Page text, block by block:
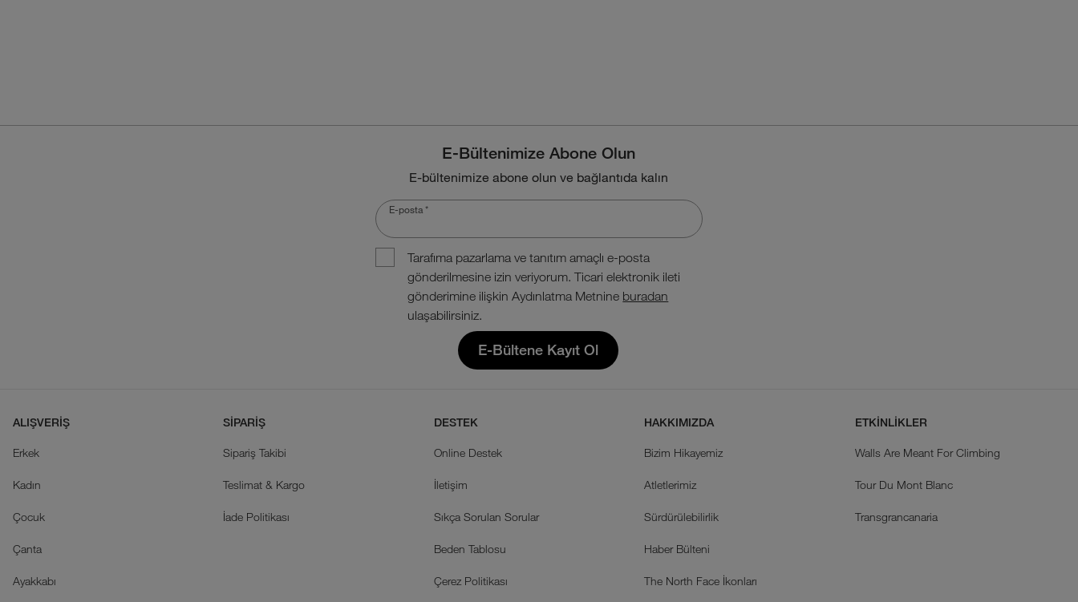
E-Bültenimize Abone Olun
E-bültenimize abone olun ve bağlantıda kalın
E-posta *
Tarafıma pazarlama ve tanıtım amaçlı e-posta
gönderilmesine izin veriyorum. Ticari elektronik ileti
gönderimine ilişkin Aydınlatma Metnine buradan
ulaşabilirsiniz.
E-Bültene Kayıt Ol
ALIŞVERİŞ
Erkek
Kadın
Çocuk
Çanta
Ayakkabı
SİPARİŞ
Sipariş Takibi
Teslimat & Kargo
İade Politikası
DESTEK
Online Destek
İletişim
Sıkça Sorulan Sorular
Beden Tablosu
Çerez Politikası
HAKKIMIZDA
Bizim Hikayemiz
Atletlerimiz
Sürdürülebilirlik
Haber Bülteni
The North Face İkonları
ETKİNLİKLER
Walls Are Meant For Climbing
Tour Du Mont Blanc
Transgrancanaria